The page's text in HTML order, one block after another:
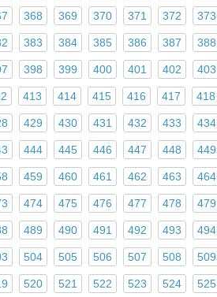
368 369 370 371 372 373
383 384 385 386 387 388
398 399 400 401 402 403
413 414 415 416 417 418
429 430 431 432 433 434
444 445 446 447 448 449
459 460 461 462 463 464
474 475 476 477 478 479
489 490 491 492 493 494
504 505 506 507 508 509
520 521 522 523 524 525